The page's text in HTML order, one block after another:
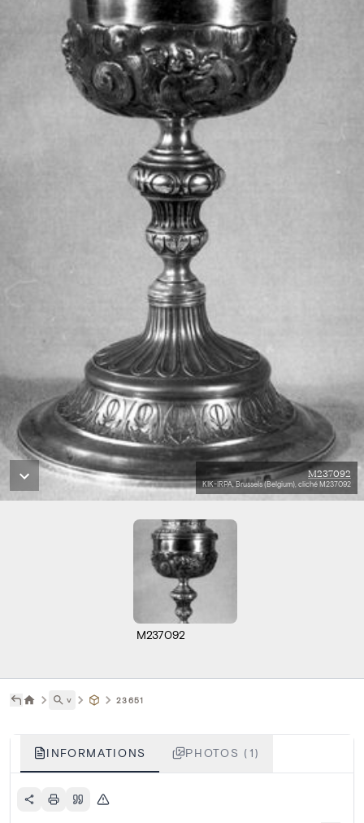
M237092
KIK-IRPA, Brussels (Belgium), cliché M237092
M237092
˅ 23651
INFORMATIONS PHOTOS (1)